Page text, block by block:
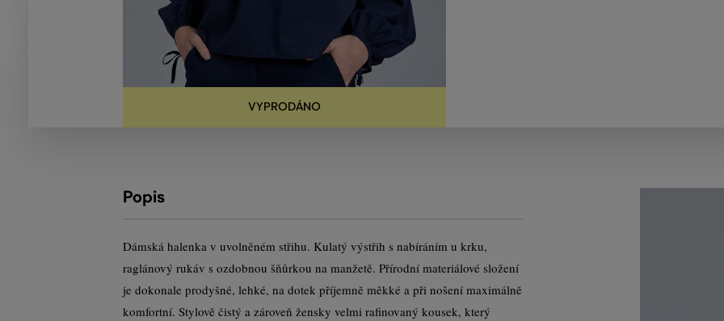
VYPRODÁNO
Popis
Dámská halenka v uvolněném střihu. Kulatý výstřih s nabíráním u krku,
raglánový rukáv s ozdobnou šňůrkou na manžetě. Přírodní materiálové složení
je dokonale prodyšné, lehké, na dotek příjemně měkké a při nošení maximálně
komfortní. Stylově čistý a zároveň žensky velmi rafinovaný kousek, který